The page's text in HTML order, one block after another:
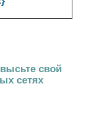
свой
сетях